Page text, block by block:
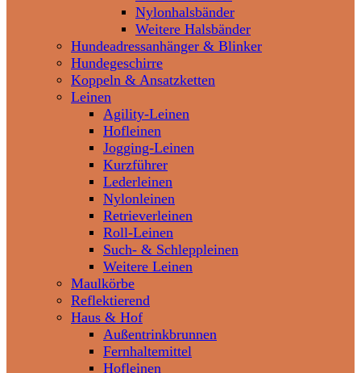
Nylonhalsbänder
Weitere Halsbänder
Hundeadressanhänger & Blinker
Hundegeschirre
Koppeln & Ansatzketten
Leinen
Agility-Leinen
Hofleinen
Jogging-Leinen
Kurzführer
Lederleinen
Nylonleinen
Retrieverleinen
Roll-Leinen
Such- & Schleppleinen
Weitere Leinen
Maulkörbe
Reflektierend
Haus & Hof
Außentrinkbrunnen
Fernhaltemittel
Hofleinen